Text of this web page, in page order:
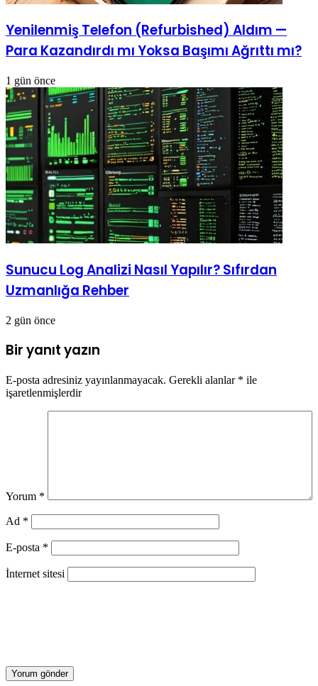
Yenilenmiş Telefon (Refurbished) Aldım —
Para Kazandırdı mı Yoksa Başımı Ağrıttı mı?
1 gün önce
Sunucu Log Analizi Nasıl Yapılır? Sıfırdan
Uzmanlığa Rehber
2 gün önce
Bir yanıt yazın
E-posta adresiniz yayınlanmayacak. Gerekli alanlar * ile
işaretlenmişlerdir
Yorum *
Ad *
E-posta *
İnternet sitesi